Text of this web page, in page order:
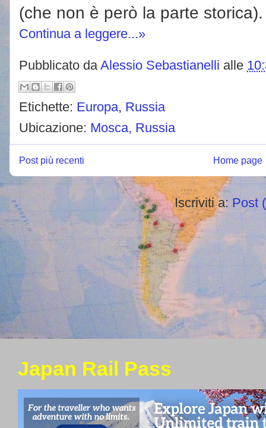
(che non è però la parte storica).
Continua a leggere...»
Pubblicato da Alessio Sebastianelli alle
Etichette: Europa, Russia
Ubicazione: Mosca, Russia
Post più recenti Home page
Iscriviti a: Post
Japan Rail Pass